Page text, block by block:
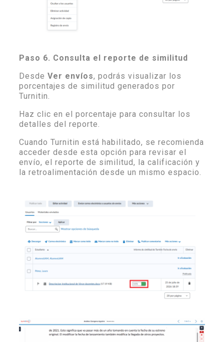
Paso 6. Consulta el reporte de similitud
Desde Ver envíos, podrás visualizar los
porcentajes de similitud generados por
Turnitin.
Haz clic en el porcentaje para consultar los
detalles del reporte.
Cuando Turnitin está habilitado, se recomienda
acceder desde esta opción para revisar el
envío, el reporte de similitud, la calificación y
la retroalimentación desde un mismo espacio.